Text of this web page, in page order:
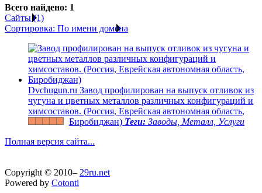
Всего найдено: 1
Сайты (1)
Сортировка: По имени домена
Dvchugun.ru Завод профилирован на выпуск отливок из
чугуна и цветных металлов различных конфигураций и
химсоставов. (Россия, Еврейская автономная область,
Биробиджан) Теги: Заводы, Металл, Услуги
Полная версия сайта...
Copyright © 2010– 29ru.net
Powered by Cotonti